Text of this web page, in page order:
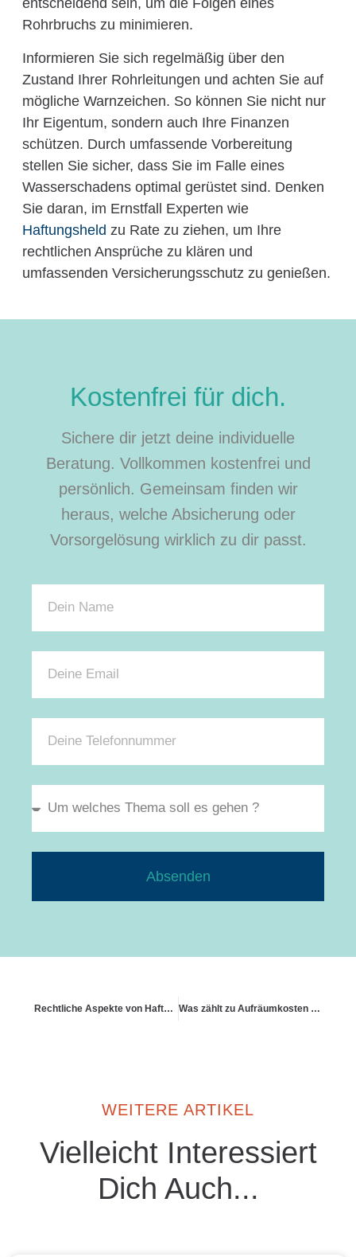
entscheidend sein, um die Folgen eines
Rohrbruchs zu minimieren.
Informieren Sie sich regelmäßig über den
Zustand Ihrer Rohrleitungen und achten Sie auf
mögliche Warnzeichen. So können Sie nicht nur
Ihr Eigentum, sondern auch Ihre Finanzen
schützen. Durch umfassende Vorbereitung
stellen Sie sicher, dass Sie im Falle eines
Wasserschadens optimal gerüstet sind. Denken
Sie daran, im Ernstfall Experten wie
Haftungsheld zu Rate zu ziehen, um Ihre
rechtlichen Ansprüche zu klären und
umfassenden Versicherungsschutz zu genießen.
Kostenfrei für dich.
Sichere dir jetzt deine individuelle
Beratung. Vollkommen kostenfrei und
persönlich. Gemeinsam finden wir
heraus, welche Absicherung oder
Vorsorgelösung wirklich zu dir passt.
Absenden
Rechtliche Aspekte von Haftpflicht des Nachbarn Was zählt zu Aufräumkosten und wer übernimmt sie
WEITERE ARTIKEL
Vielleicht Interessiert
Dich Auch...